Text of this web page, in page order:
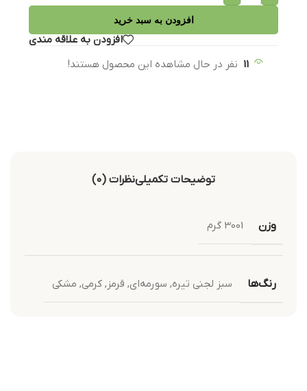
افزودن به سبد خرید
افزودن به علاقه مندی
11 نفر در حال مشاهده این محصول هستند!
توضیحات تکمیلینظرات (0)
وزن 3001 گرم
رنگ‌ها سبز لجنی تیره, سورمه‌ای, قرمز ,کرمی, مشکی